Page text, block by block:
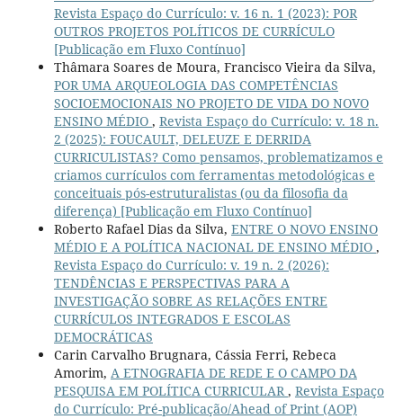
Revista Espaço do Currículo: v. 16 n. 1 (2023): POR
OUTROS PROJETOS POLÍTICOS DE CURRÍCULO
[Publicação em Fluxo Contínuo]
Thâmara Soares de Moura, Francisco Vieira da Silva,
POR UMA ARQUEOLOGIA DAS COMPETÊNCIAS
SOCIOEMOCIONAIS NO PROJETO DE VIDA DO NOVO
ENSINO MÉDIO , Revista Espaço do Currículo: v. 18 n.
2 (2025): FOUCAULT, DELEUZE E DERRIDA
CURRICULISTAS? Como pensamos, problematizamos e
criamos currículos com ferramentas metodológicas e
conceituais pós-estruturalistas (ou da filosofia da
diferença) [Publicação em Fluxo Contínuo]
Roberto Rafael Dias da Silva, ENTRE O NOVO ENSINO
MÉDIO E A POLÍTICA NACIONAL DE ENSINO MÉDIO ,
Revista Espaço do Currículo: v. 19 n. 2 (2026):
TENDÊNCIAS E PERSPECTIVAS PARA A
INVESTIGAÇÃO SOBRE AS RELAÇÕES ENTRE
CURRÍCULOS INTEGRADOS E ESCOLAS
DEMOCRÁTICAS
Carin Carvalho Brugnara, Cássia Ferri, Rebeca
Amorim, A ETNOGRAFIA DE REDE E O CAMPO DA
PESQUISA EM POLÍTICA CURRICULAR, Revista Espaço
do Currículo: Pré-publicação/Ahead of Print (AOP)